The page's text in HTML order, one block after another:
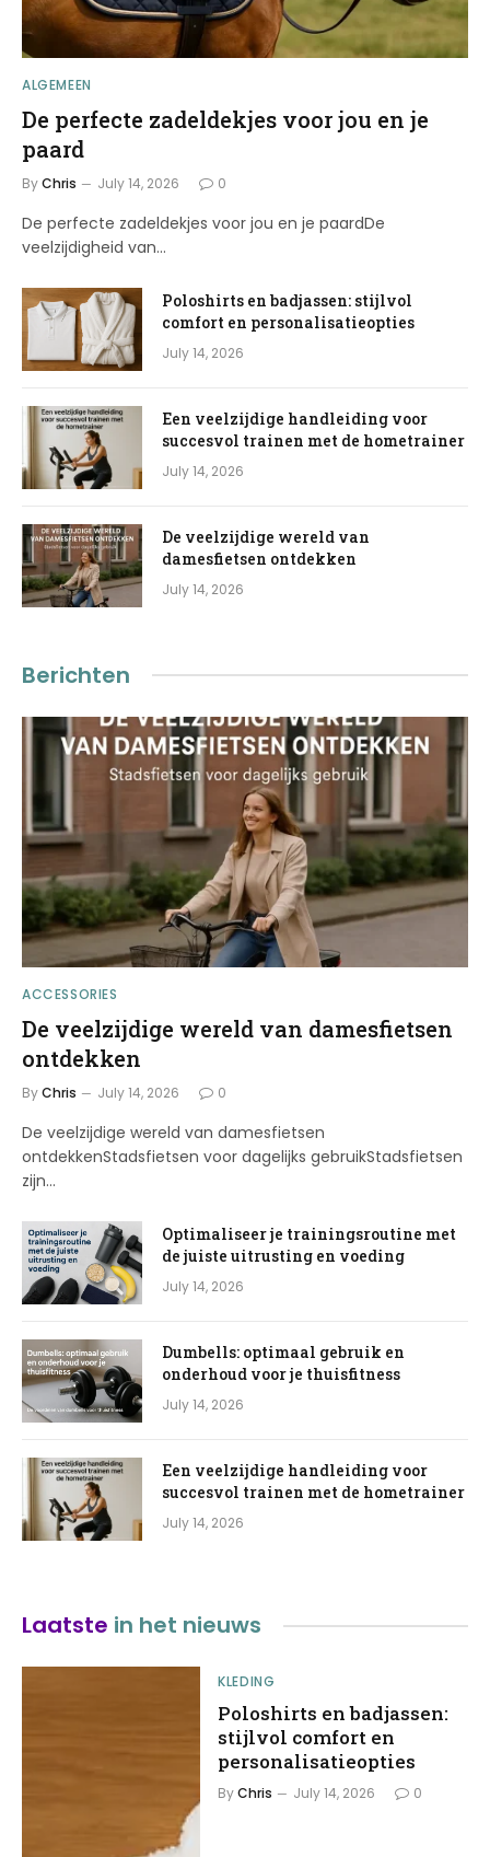
ALGEMEEN
De perfecte zadeldekjes voor jou en je
paard
ByChris July 14, 2026 0
De perfecte zadeldekjes voor jou en je paardDe
veelzijdigheid van…
Poloshirts en badjassen: stijlvol
comfort en personalisatieopties
July 14, 2026
Een veelzijdige handleiding voor
succesvol trainen met de hometrainer
July 14, 2026
De veelzijdige wereld van
damesfietsen ontdekken
July 14, 2026
Berichten
ACCESSORIES
De veelzijdige wereld van damesfietsen
ontdekken
ByChris July 14, 2026 0
De veelzijdige wereld van damesfietsen
ontdekkenStadsfietsen voor dagelijks gebruikStadsfietsen
zijn…
Optimaliseer je trainingsroutine met
de juiste uitrusting en voeding
July 14, 2026
Dumbells: optimaal gebruik en
onderhoud voor je thuisfitness
July 14, 2026
Een veelzijdige handleiding voor
succesvol trainen met de hometrainer
July 14, 2026
Laatste in het nieuws
KLEDING
Poloshirts en badjassen:
stijlvol comfort en
personalisatieopties
ByChris July 14, 2026 0